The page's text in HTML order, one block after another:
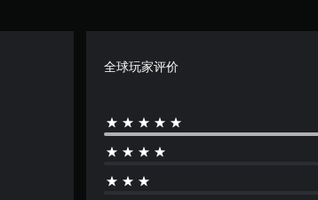
全球玩家评价